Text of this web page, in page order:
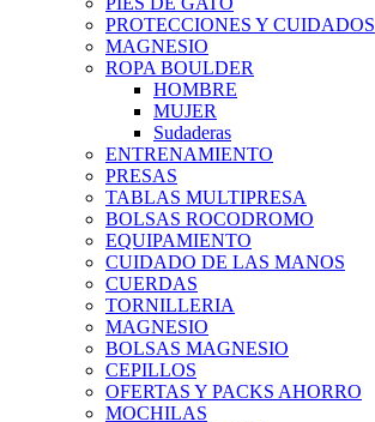
PROTECCIONES Y CUIDADOS
MAGNESIO
ROPA BOULDER
HOMBRE
MUJER
Sudaderas
ENTRENAMIENTO
PRESAS
TABLAS MULTIPRESA
BOLSAS ROCODROMO
EQUIPAMIENTO
CUIDADO DE LAS MANOS
CUERDAS
TORNILLERIA
MAGNESIO
BOLSAS MAGNESIO
CEPILLOS
OFERTAS Y PACKS AHORRO
MOCHILAS